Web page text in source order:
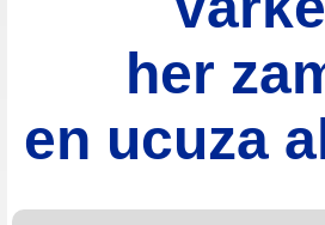
her
en ucuza